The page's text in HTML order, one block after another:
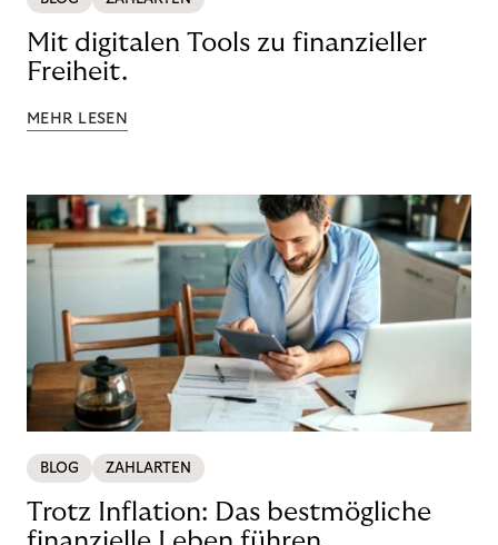
Mit digitalen Tools zu finanzieller
Freiheit.
MEHR LESEN
BLOG ZAHLARTEN
Trotz Inflation: Das bestmögliche